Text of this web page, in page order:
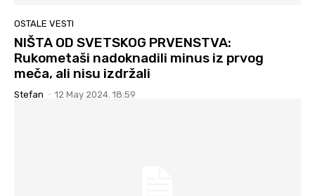
OSTALE VESTI
NIŠTA OD SVETSKOG PRVENSTVA:
Rukometaši nadoknadili minus iz prvog
meča, ali nisu izdržali
Stefan - 12 May 2024. 18:59